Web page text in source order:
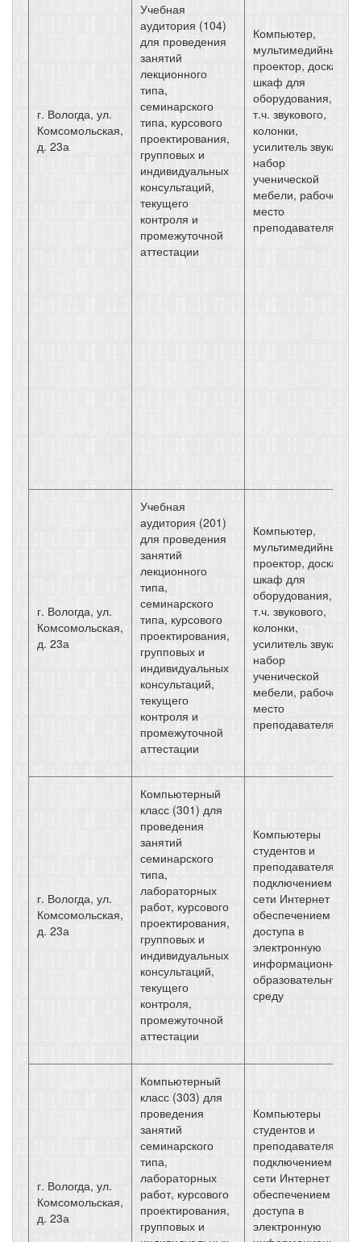
г. Вологда, ул.
Комсомольская,
д. 23а
Учебная
аудитория (104)
для проведения
занятий
лекционного
типа,
семинарского
типа, курсового
проектирования,
групповых и
индивидуальных
консультаций,
текущего
контроля и
промежуточной
аттестации
Компьютер,
мультимедийный
проектор, доска,
шкаф для
оборудования, в
т.ч. звукового,
колонки,
усилитель звука,
набор
ученической
мебели, рабочее
место
преподавателя
г. Вологда, ул.
Комсомольская,
д. 23а
Учебная
аудитория (201)
для проведения
занятий
лекционного
типа,
семинарского
типа, курсового
проектирования,
групповых и
индивидуальных
консультаций,
текущего
контроля и
промежуточной
аттестации
Компьютер,
мультимедийный
проектор, доска,
шкаф для
оборудования, в
т.ч. звукового,
колонки,
усилитель звука,
набор
ученической
мебели, рабочее
место
преподавателя
г. Вологда, ул.
Комсомольская,
д. 23а
Компьютерный
класс (301) для
проведения
занятий
семинарского
типа,
лабораторных
работ, курсового
проектирования,
групповых и
индивидуальных
консультаций,
текущего
контроля,
промежуточной
аттестации
Компьютеры
студентов и
преподавателя с
подключением к
сети Интернет и
обеспечением
доступа в
электронную
информационно-
образовательную
среду
г. Вологда, ул.
Комсомольская,
д. 23а
Компьютерный
класс (303) для
проведения
занятий
семинарского
типа,
лабораторных
работ, курсового
проектирования,
групповых и
Компьютеры
студентов и
преподавателя с
подключением к
сети Интернет и
обеспечением
доступа в
электронную